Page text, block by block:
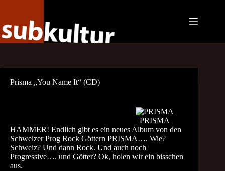
Prisma „You Name It“ (CD)
PRISMA
HAMMER! Endlich gibt es ein neues Album von den
Schweizer Prog Rock Göttern PRISMA…. Wie?
Schweiz? Und dann Rock. Und auch noch
Progressive…. und Götter? Ok, holen wir ein bisschen
aus.